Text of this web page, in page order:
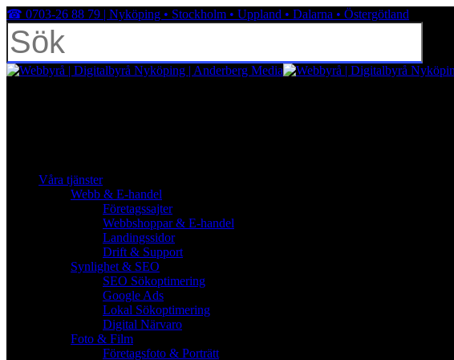
Skip
to
main
content
☎︎ 0703-26 88 79 | Nyköping • Stockholm • Uppland • Dalarna • Östergötland
Close
Våra tjänster
Webb & E-handel
Företagssajter
Webbshoppar & E-handel
Landingssidor
Drift & Support
Synlighet & SEO
SEO Sökoptimering
Google Ads
Lokal Sökoptimering
Digital Närvaro
Foto & Film
Företagsfoto & Porträtt